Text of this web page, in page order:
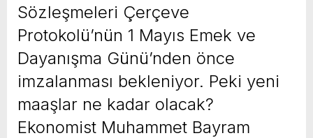
Sözleşmeleri Çerçeve
Protokolü’nün 1 Mayıs Emek ve
Dayanışma Günü’nden önce
imzalanması bekleniyor. Peki yeni
maaşlar ne kadar olacak?
Ekonomist Muhammet Bayram